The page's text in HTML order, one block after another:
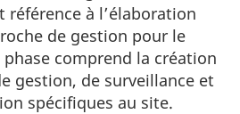
référence à l’élaboration
de gestion pour le
phase comprend la création
gestion, de surveillance et
spécifiques au site.